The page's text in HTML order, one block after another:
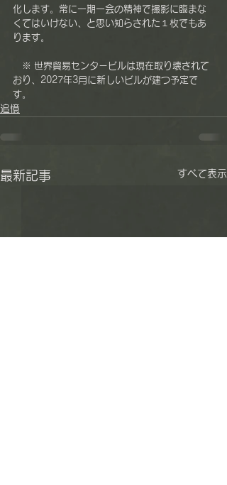
化します。常に一期一会の精神で撮影に臨まな
くてはいけない、と思い知らされた１枚でもあ
ります。
※ 世界貿易センタービルは現在取り壊されて
おり、2027年3月に新しいビルが建つ予定で
す。
追憶
最新記事 すべて表示